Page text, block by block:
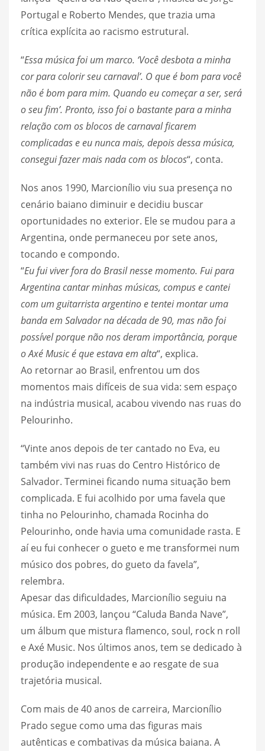
Portugal e Roberto Mendes, que trazia uma
crítica explícita ao racismo estrutural.
“Essa música foi um marco. ‘Você desbota a minha
cor para colorir seu carnaval’. O que é bom para você
não é bom para mim. Quando eu começar a ser, será
o seu fim’. Pronto, isso foi o bastante para a minha
relação com os blocos de carnaval ficarem
complicadas e eu nunca mais, depois dessa música,
consegui fazer mais nada com os blocos“, conta.
Nos anos 1990, Marcionílio viu sua presença no
cenário baiano diminuir e decidiu buscar
oportunidades no exterior. Ele se mudou para a
Argentina, onde permaneceu por sete anos,
tocando e compondo.
“Eu fui viver fora do Brasil nesse momento. Fui para
Argentina cantar minhas músicas, compus e cantei
com um guitarrista argentino e tentei montar uma
banda em Salvador na década de 90, mas não foi
possível porque não nos deram importância, porque
o Axé Music é que estava em alta“, explica.
Ao retornar ao Brasil, enfrentou um dos
momentos mais difíceis de sua vida: sem espaço
na indústria musical, acabou vivendo nas ruas do
Pelourinho.
“Vinte anos depois de ter cantado no Eva, eu
também vivi nas ruas do Centro Histórico de
Salvador. Terminei ficando numa situação bem
complicada. E fui acolhido por uma favela que
tinha no Pelourinho, chamada Rocinha do
Pelourinho, onde havia uma comunidade rasta. E
aí eu fui conhecer o gueto e me transformei num
músico dos pobres, do gueto da favela”,
relembra.
Apesar das dificuldades, Marcionílio seguiu na
música. Em 2003, lançou “Caluda Banda Nave”,
um álbum que mistura flamenco, soul, rock n roll
e Axé Music. Nos últimos anos, tem se dedicado à
produção independente e ao resgate de sua
trajetória musical.
Com mais de 40 anos de carreira, Marcionílio
Prado segue como uma das figuras mais
autênticas e combativas da música baiana. A